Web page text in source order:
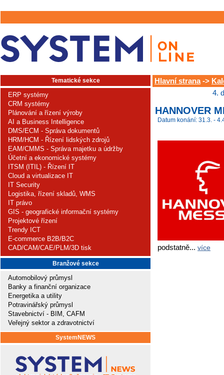
Tematické sekce
ERP systémy
CRM systémy
Plánování a řízení výroby
AI a Business Intelligence
DMS/ECM - Správa dokumentů
HRM/HCM - Řízení lidských zdrojů
EAM/CMMS - Správa majetku a údržby
Účetní a ekonomické systémy
ITSM (ITIL) - Řízení IT
Cloud a virtualizace IT
IT Security
Logistika, řízení skladů, WMS
IT právo
GIS - geografické informační systémy
Projektové řízení
Trendy ICT
E-commerce B2B/B2C
CAD/CAM/CAE/PLM/3D tisk
Branžové sekce
Automobilový průmysl
Banky a finanční organizace
Energetika a utility
Potravinářský průmysl
Stavebnictví - BIM, CAFM
Veřejný sektor a zdravotnictví
SystemNEWS
Hlavní strana->
4.
HANNOVER
Datum konání: 31.3. -
podstatně... více